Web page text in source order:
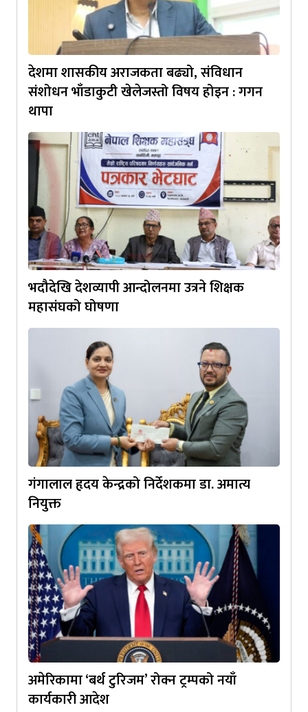
देशमा शासकीय अराजकता बढ्यो, संविधान
संशोधन भाँडाकुटी खेलेजस्तो विषय होइन : गगन
थापा
भदौदेखि देशव्यापी आन्दोलनमा उत्रने शिक्षक
महासंघको घोषणा
गंगालाल हृदय केन्द्रको निर्देशकमा डा. अमात्य
नियुक्त
अमेरिकामा ‘बर्थ टुरिजम’ रोक्न ट्रम्पको नयाँ
कार्यकारी आदेश